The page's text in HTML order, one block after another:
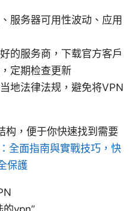
服务器可用性波动、应用
的服务商，下载官方客户
定期检查更新
地法律法规，避免将VPN
构，便于你快速找到需要
全面指南與實戰技巧，快
保護